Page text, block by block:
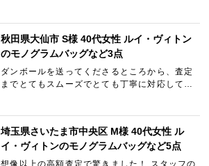
秋田県大仙市 S様 40代女性 ルイ・ヴィトン
のモノグラムバッグなど3点
ダンボールを送ってくださるところから、査定
までとてもスムーズでとても丁寧に対応して頂
埼玉県さいたま市中央区 M様 40代女性 ル
イ・ヴィトンのモノグラムバッグなど5点
想像以上の高額査定で驚きました！ スタッフの